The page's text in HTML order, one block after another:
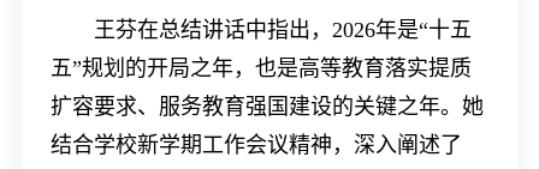
王芬在总结讲话中指出， 2026年是“十五
五”规划的开局之年，也是高等教育落实提质
扩容要求、服务教育强国建设的关键之年。她
结合学校新学期工作会议精神，深入阐述了